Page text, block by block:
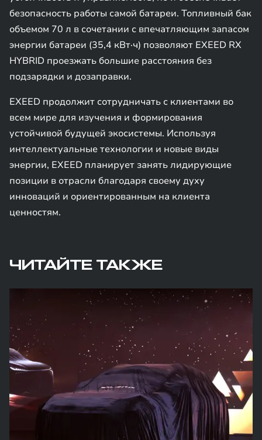
безопасность работы самой батареи. Топливный бак
объемом 70 л в сочетании с впечатляющим запасом
энергии батареи (35,4 кВт·ч) позволяют EXEED RX
HYBRID проезжать большие расстояния без
подзарядки и дозаправки.
EXEED продолжит сотрудничать с клиентами во
всем мире для изучения и формирования
устойчивой будущей экосистемы. Используя
интеллектуальные технологии и новые виды
энергии, EXEED планирует занять лидирующие
позиции в отрасли благодаря своему духу
инноваций и ориентированным на клиента
ценностям.
ЧИТАЙТЕ ТАКЖЕ